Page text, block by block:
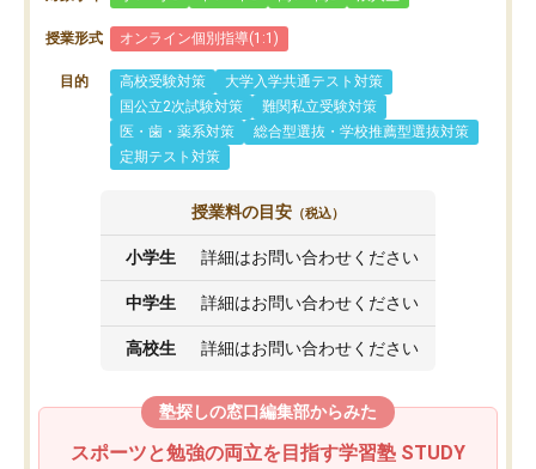
授業形式 オンライン個別指導(1:1)
目的 高校受験対策
大学入学共通テスト対策
国公立2次試験対策
難関私立受験対策
医・歯・薬系対策
総合型選抜・学校推薦型選抜対策
定期テスト対策
授業料の目安 （税込）
小学生 詳細はお問い合わせください
中学生 詳細はお問い合わせください
高校生 詳細はお問い合わせください
塾探しの窓口編集部からみた
スポーツと勉強の両立を目指す学習塾 STUDY